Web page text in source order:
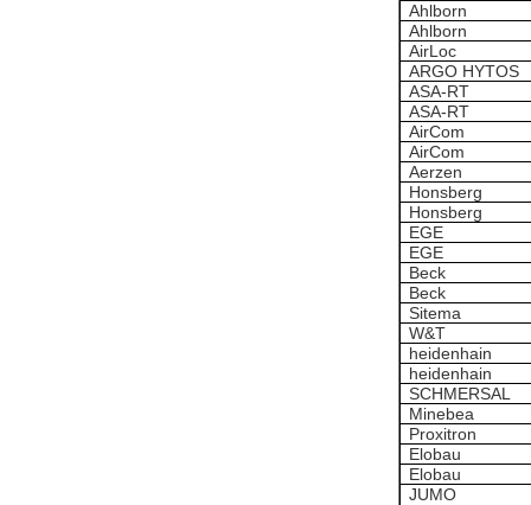
Ahlborn
Ahlborn
AirLoc
ARGO HYTOS
ASA-RT
ASA-RT
AirCom
AirCom
Aerzen
Honsberg
Honsberg
EGE
EGE
Beck
Beck
Sitema
W&T
heidenhain
heidenhain
SCHMERSAL
Minebea
Proxitron
Elobau
Elobau
JUMO